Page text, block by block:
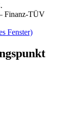
Finanz-TÜV
Fenster)